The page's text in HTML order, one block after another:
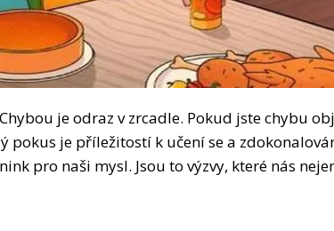
je odraz v zrcadle. Pokud jste chybu
pokus je příležitostí k učení se a
pro naši mysl. Jsou to výzvy, které nás